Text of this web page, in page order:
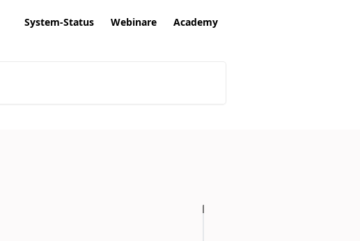
System-Status Webinare Academy